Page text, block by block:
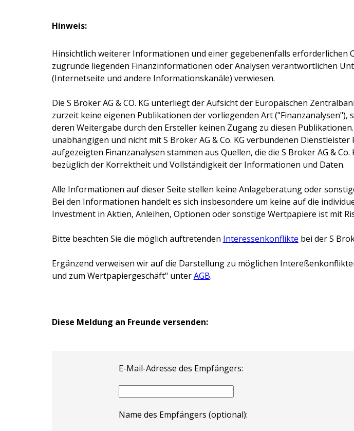
Hinweis:
Hinsichtlich weiterer Informationen und einer gegebenenfalls
zugrunde liegenden Finanzinformationen oder Analysen verantwortlichen
(Internetseite und andere Informationskanäle) verwiesen.
Die S Broker AG & CO. KG unterliegt der Aufsicht der Europäischen
zurzeit keine eigenen Publikationen der vorliegenden Art
deren Weitergabe durch den Ersteller keinen Zugang zu diesen
unabhängigen und nicht mitS Broker AG & Co. KG verbundenen Dienstleister
aufgezeigten Finanzanalysen stammen aus Quellen, die die S Broker AG & Co.
bezüglich der Korrektheit und Vollständigkeit der Informationen und Daten.
Alle Informationen auf dieser Seite stellen keine Anlageberatung oder
Bei den Informationen handelt es sich insbesondere um keine auf die
Investment in Aktien, Anleihen, Optionen oder sonstige Wertpapiere ist mit
Bitte beachten Sie die möglich auftretenden Interessenkonflikte bei derS
Ergänzend verweisen wir auf die Darstellung zu möglichen
und zum Wertpapiergeschäft" unterAGB.
Diese Meldung an Freunde versenden:
E-Mail-Adresse des Empfängers:
Name des Empfängers (optional):